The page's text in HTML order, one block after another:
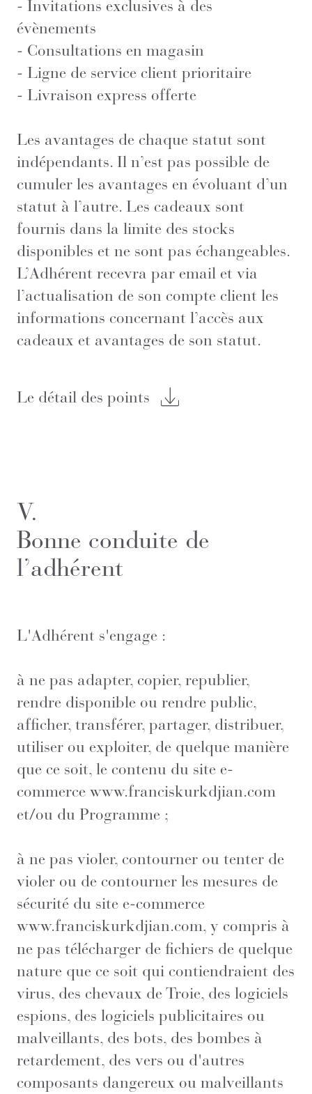
- Invitations exclusives à des
évènements
- Consultations en magasin
- Ligne de service client prioritaire
- Livraison express offerte
Les avantages de chaque statut sont
indépendants. Il n’est pas possible de
cumuler les avantages en évoluant d’un
statut à l’autre. Les cadeaux sont
fournis dans la limite des stocks
disponibles et ne sont pas échangeables.
L’Adhérent recevra par email et via
l’actualisation de son compte client les
informations concernant l’accès aux
cadeaux et avantages de son statut.
Le détail des points
V.
Bonne conduite de
l’adhérent
L'Adhérent s'engage :
à ne pas adapter, copier, republier,
rendre disponible ou rendre public,
afficher, transférer, partager, distribuer,
utiliser ou exploiter, de quelque manière
que ce soit, le contenu du site e-
commerce www.franciskurkdjian.com
et/ou du Programme ;
à ne pas violer, contourner ou tenter de
violer ou de contourner les mesures de
sécurité du site e-commerce
www.franciskurkdjian.com, y compris à
ne pas télécharger de fichiers de quelque
nature que ce soit qui contiendraient des
virus, des chevaux de Troie, des logiciels
espions, des logiciels publicitaires ou
malveillants, des bots, des bombes à
retardement, des vers ou d'autres
composants dangereux ou malveillants